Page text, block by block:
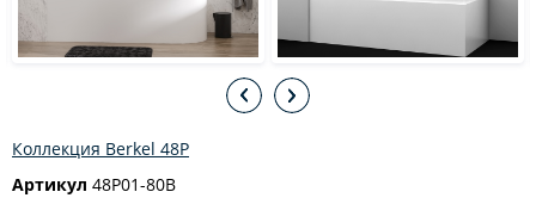
Коллекция Berkel 48P
Артикул 48P01-80B